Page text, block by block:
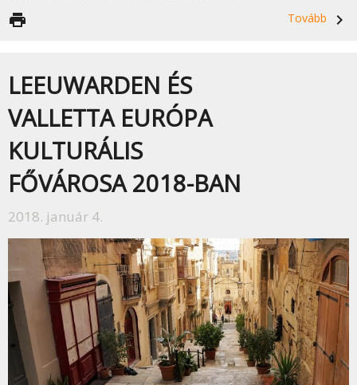
Tovább
navigate_next
print
LEEUWARDEN ÉS
VALLETTA EURÓPA
KULTURÁLIS
FŐVÁROSA 2018-BAN
2018. január 4.